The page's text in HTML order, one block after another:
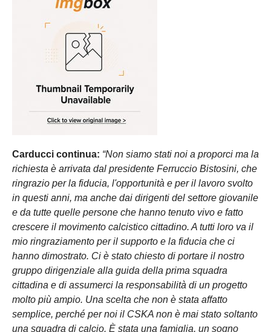
Carducci continua: “Non siamo stati noi a proporci ma la
richiesta è arrivata dal presidente Ferruccio Bistosini, che
ringrazio per la fiducia, l'opportunità e per il lavoro svolto
in questi anni, ma anche dai dirigenti del settore giovanile
e da tutte quelle persone che hanno tenuto vivo e fatto
crescere il movimento calcistico cittadino. A tutti loro va il
mio ringraziamento per il supporto e la fiducia che ci
hanno dimostrato. Ci è stato chiesto di portare il nostro
gruppo dirigenziale alla guida della prima squadra
cittadina e di assumerci la responsabilità di un progetto
molto più ampio. Una scelta che non è stata affatto
semplice, perché per noi il CSKA non è mai stato soltanto
una squadra di calcio. È stata una famiglia, un sogno